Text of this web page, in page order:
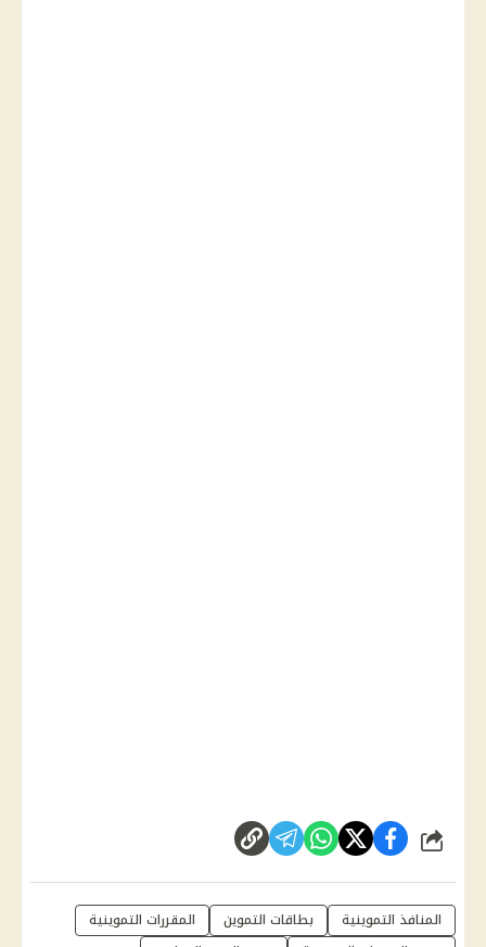
شارك
المنافذ التموينية بطاقات التموين
المقررات التموينية